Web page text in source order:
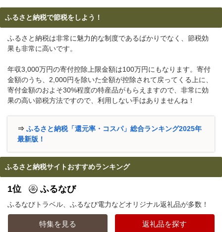
ふるさと納税で節税をしよう！
ふるさと納税は非常に魅力的な制度であるばかりでなく、節税効
果も非常に高いです。
年収3,000万円の寄付控除上限金額は100万円にもなります。寄付
金額のうち、2,000円を除いた全額が控除されて戻ってくる上に、
寄付金額のおよそ30%程度の特産品がもらえますので、非常に効
果の高い節税方法ですので、利用しない手はありませんね！
⇒ ふるさと納税「還元率・コスパ」総合ランキング2025年
最新版！
ふるさと納税サイトおすすめランキング
1位 ふるなび
ふるなびトラベル、ふるなび電力などオリジナル返礼品が多数！
特集を見る 返礼品を探す